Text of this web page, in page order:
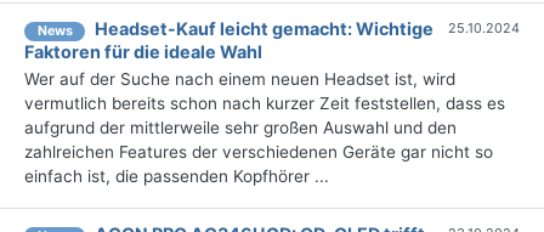
News
Headset-Kauf leicht gemacht: Wichtige
Faktoren für die ideale Wahl
25.10.2024
Wer auf der Suche nach einem neuen Headset ist, wird
vermutlich bereits schon nach kurzer Zeit feststellen, dass es
aufgrund der mittlerweile sehr großen Auswahl und den
zahlreichen Features der verschiedenen Geräte gar nicht so
einfach ist, die passenden Kopfhörer ...